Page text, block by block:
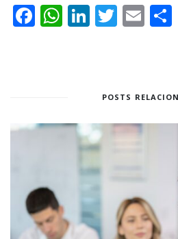
Facebook
WhatsApp
LinkedIn
POSTS